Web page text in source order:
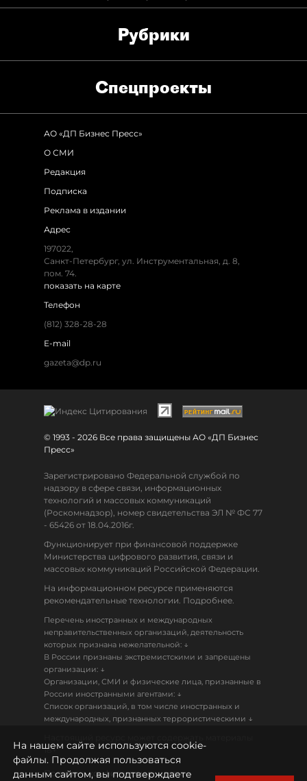
Рубрики
Спец­проекты
АО «ДП Бизнес Пресс»
О СМИ
Редакция
Подписка
Реклама в издании
Адрес
197022,
Санкт-Петербург, ул. Инструментальная, д. 8,
пом. 74.
показать на карте
Телефон
(812) 328-28-28
E-mail
gazeta@dp.ru
© 1993 - 2026 Все права защищены АО «ДП Бизнес
Пресс»
Зарегистрировано Федеральной службой по
надзору в сфере связи, информационных
технологий и массовых коммуникаций
(Роскомнадзор), номер свидетельства ЭЛ № ФС 77
- 65426 от 18.04.2016г.
Функционирует при финансовой поддержке
Министерства цифрового развития, связи и
массовых коммуникаций Российской Федерации.
На информационном ресурсе применяются
рекомендательные технологии. Подробнее.
Перечень иностранных и международных
неправительственных организаций, деятельность
которых признана нежелательной: ↓
В России признаны экстремистскими и запрещены
организации: ↓
Организации, СМИ и физические лица, признанные в
России иностранными агентами: ↓
Список организаций, в том числе иностранных и
международных, признанных террористическими ↓
18+
Политика конфиденциальности
На нашем сайте используются cookie-
файлы. Продолжая пользоваться
данным сайтом, вы подтверждаете